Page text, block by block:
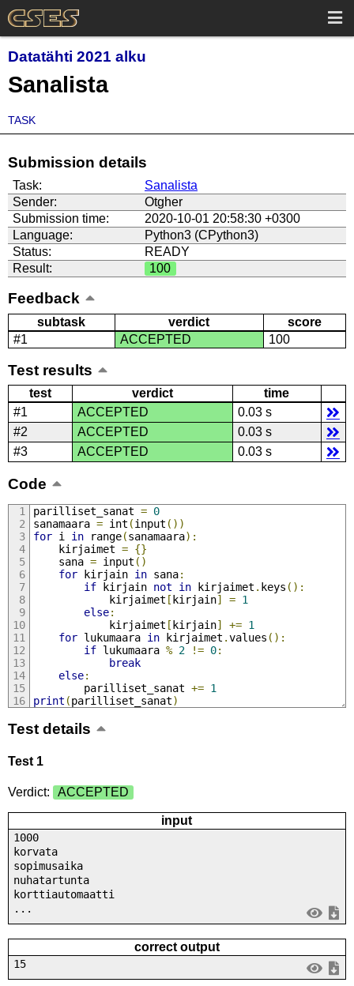
Datatähti 2021 alku
Sanalista
TASK
Submission details
Task:
Sanalista
Sender:
Otgher
Submission time:
2020-10-01 20:58:30 +0300
Language:
Python3 (CPython3)
Status:
READY
Result:
100
Feedback
subtask verdict
score
#1
ACCEPTED 100
Test results
test verdict
time
#1
ACCEPTED
0.03 s
#2
ACCEPTED
0.03 s
#3
ACCEPTED 0.03 s
Code
parilliset_sanat = 0
sanamaara = int (input ())
for i in range(sanamaara):
    kirjaimet
= {}
    sana
= input ()
for kirjain in sana:
if kirjain not in kirjaimet . keys ():
            kirjaimet
[kirjain] = 1
else:
            kirjaimet
[kirjain] += 1
for lukumaara in kirjaimet .values ():
if lukumaara % 2 != 0:
break
else:
        parilliset_sanat
+= 1
print (parilliset_sanat)
Test details
Test 1
Verdict: ACCEPTED
input
1000
korvata
sopimusaika
nuhatartunta
korttiautomaatti
...
correct output
15